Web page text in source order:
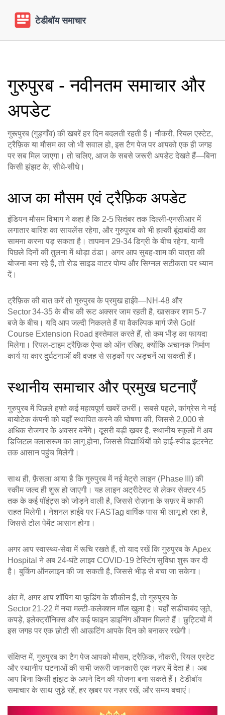
गुरुपुरब - नवीनतम समाचार और
अपडेट
गुरूपुरब (गुड़गाँव) की खबरें हर दिन बदलती रहती हैं। नौकरी, रियल एस्टेट,
ट्रैफ़िक या मौसम का जो भी सवाल हो, इस टैग पेज पर आपको एक ही जगह
पर सब मिल जाएगा। तो चलिए, आज के सबसे जरूरी अपडेट देखते हैं—बिना
किसी झंझट के, सीधे‑सीधे।
आज का मौसम एवं ट्रैफ़िक अपडेट
इंडियन मौसम विभाग ने कहा है कि 2‑5 सितंबर तक दिल्ली‑एनसीआर में
लगातार बारिश का सायलेंस रहेगा, और गुरुपुरब को भी हल्की बूंदाबांदी का
सामना करना पड़ सकता है। तापमान 29‑34 डिग्री के बीच रहेगा, यानी
पिछले दिनों की तुलना में थोड़ा ठंडा। अगर आप सुबह‑शाम की यात्रा की
योजना बना रहे हैं, तो रोड साइड वाटर पोम्प और सिग्नल सटीकता पर ध्यान
दें।
ट्रैफ़िक की बात करें तो गुरुपुरब के प्रमुख हाईवे—NH‑48 और
Sector 34‑35 के बीच की रूट अक्सर जाम रहती है, खासकर शाम 5‑7
बजे के बीच। यदि आप जल्दी निकलते हैं या वैकल्पिक मार्ग जैसे Golf
Course Extension Road इस्तेमाल करते हैं, तो कम भीड़ का फायदा
मिलेगा। रियल‑टाइम ट्रैफ़िक ऐप्स को ऑन रखिए, क्योंकि अचानक निर्माण
कार्य या कार दुर्घटनाओं की वजह से सड़कों पर अड़चनें आ सकती हैं।
स्थानीय समाचार और प्रमुख घटनाएँ
गुरुपुरब में पिछले हफ्ते कई महत्वपूर्ण खबरें उभरीं। सबसे पहले, कांग्रेस ने नई
बायोटेक कंपनी को यहाँ स्थापित करने की घोषणा की, जिससे 2,000 से
अधिक रोजगार के अवसर बनेंगे। दूसरी बड़ी ख़बर है, स्थानीय स्कूलों में अब
डिजिटल क्लासरूम का लागू होना, जिससे विद्यार्थियों को हाई‑स्पीड इंटरनेट
तक आसान पहुंच मिलेगी।
साथ ही, फ़ैसला आया है कि गुरुपुरब में नई मेट्रो लाइन (Phase III) की
स्कीम जल्द ही शुरू हो जाएगी। यह लाइन अट्रीटेस्ट से लेकर सेक्टर 45
तक के कई पॉइंट्स को जोड़ने वाली है, जिससे रोज़ाना के सफ़र में काफी
राहत मिलेगी। नेशनल हाईवे पर FASTag वार्षिक पास भी लागू हो रहा है,
जिससे टोल पेमेंट आसान होगा।
अगर आप स्वास्थ्य‑सेवा में रूचि रखते हैं, तो याद रखें कि गुरुपुरब के Apex
Hospital ने अब 24‑घंटे लाइव COVID‑19 टेस्टिंग सुविधा शुरू कर दी
है। बुकिंग ऑनलाइन की जा सकती है, जिससे भीड़ से बचा जा सकेगा।
अंत में, अगर आप शॉपिंग या फूडिंग के शौकीन हैं, तो गुरुपुरब के
Sector 21‑22 में नया मल्टी‑कलेक्शन मॉल खुला है। यहाँ सडीयाबंद जूते,
कपड़े, इलेक्ट्रॉनिक्स और कई फाइन डाइनिंग ऑप्शन मिलते हैं। छुट्टियों में
इस जगह पर एक छोटी सी आऊटिंग आपके दिन को बनाकर रखेगी।
संक्षिप्त में, गुरुपुरब का टैग पेज आपको मौसम, ट्रैफ़िक, नौकरी, रियल एस्टेट
और स्थानीय घटनाओं की सभी जरूरी जानकारी एक नज़र में देता है। अब
आप बिना किसी झंझट के अपने दिन की योजना बना सकते हैं। टेडीबॉय
समाचार के साथ जुड़े रहें, हर ख़बर पर नज़र रखें, और समय बचाएं।